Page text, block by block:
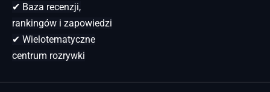
✔ Baza recenzji,
rankingów i zapowiedzi
✔ Wielotematyczne
centrum rozrywki